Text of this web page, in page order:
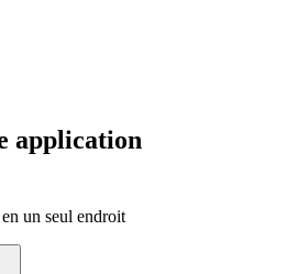
application
un seul endroit